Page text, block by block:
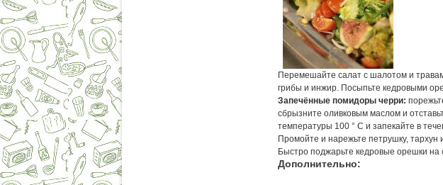
Перемешайте салат с шалотом и
грибы и инжир. Посыпьте кедровыми
Запечённые помидоры черри:
сбрызните оливковым маслом и
температуры 100 ° С и запекайте в
Промойте и нарежьте петрушку, тархун
Быстро поджарьте кедровые орешки на
Дополнительно: